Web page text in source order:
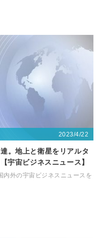
2023/4/22
。地上と衛星をリアルタ
宇宙ビジネスニュース】
内外の宇宙ビジネスニュースを